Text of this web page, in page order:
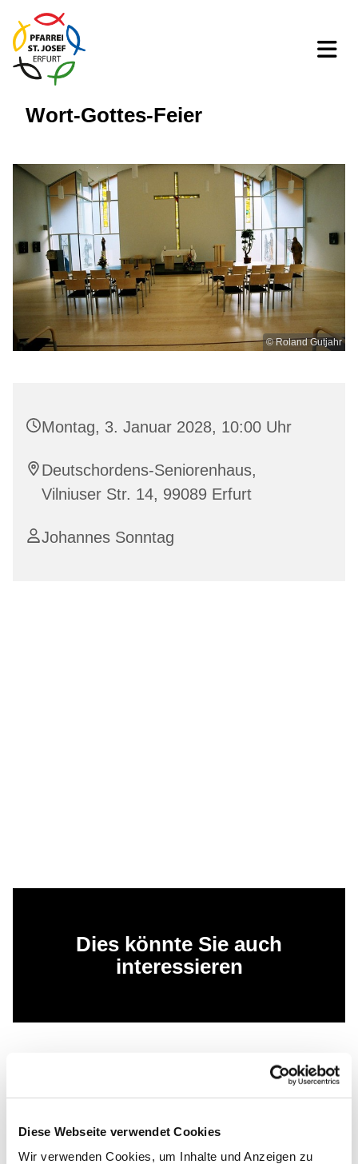
Diese Webseite verwendet Cookies
Wir verwenden Cookies, um Inhalte und Anzeigen zu
Wort-Gottes-Feier
© Roland Gutjahr
Montag, 3. Januar 2028, 10:00 Uhr
Deutschordens-Seniorenhaus,
Vilniuser Str. 14, 99089 Erfurt
Johannes Sonntag
Dies könnte Sie auch
interessieren